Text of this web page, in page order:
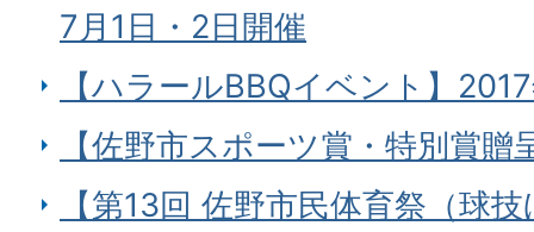
7月1日・2日開催
【ハラールBBQイベント】
【佐野市スポーツ賞・特別賞
【第13回 佐野市民体育祭（球